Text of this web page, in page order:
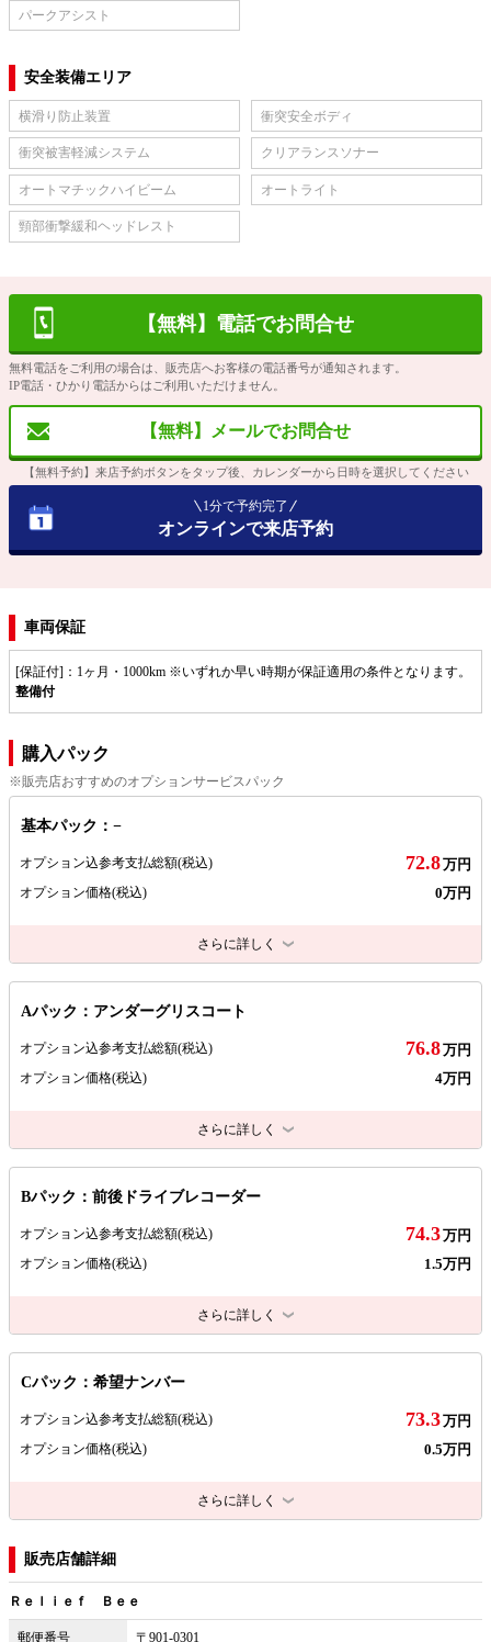
パークアシスト
安全装備エリア
横滑り防止装置 衝突安全ボディ
衝突被害軽減システム クリアランスソナー
オートマチックハイビーム オートライト
頸部衝撃緩和ヘッドレスト
【無料】電話でお問合せ
無料電話をご利用の場合は、販売店へお客様の電話番号が通知されます。
IP電話・ひかり電話からはご利用いただけません。
【無料】メールでお問合せ
【無料予約】来店予約ボタンをタップ後、カレンダーから日時を選択してください
1分で予約完了
オンラインで来店予約
車両保証
[保証付]：1ヶ月・1000km ※いずれか早い時期が保証適用の条件となります。
整備付
購入パック
※販売店おすすめのオプションサービスパック
基本パック：−
オプション込参考支払総額(税込) 72.8万円
オプション価格(税込) 0万円
さらに詳しく
Aパック：アンダーグリスコート
オプション込参考支払総額(税込) 76.8万円
オプション価格(税込) 4万円
さらに詳しく
Bパック：前後ドライブレコーダー
オプション込参考支払総額(税込) 74.3万円
オプション価格(税込) 1.5万円
さらに詳しく
Cパック：希望ナンバー
オプション込参考支払総額(税込) 73.3万円
オプション価格(税込) 0.5万円
さらに詳しく
販売店舗詳細
Ｒｅｌｉｅｆ Ｂｅｅ
郵便番号 〒901-0301